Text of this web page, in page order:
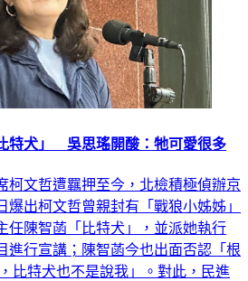
特犬」 吳思瑤開酸：牠可愛很多
柯文哲遭羈押至今，北檢積極偵辦京
爆出柯文哲曾親封有「戰狼小姊姊」
任陳智菡「比特犬」，並派她執行
進行宣講；陳智菡今也出面否認「根
比特犬也不是說我」。對此，民進